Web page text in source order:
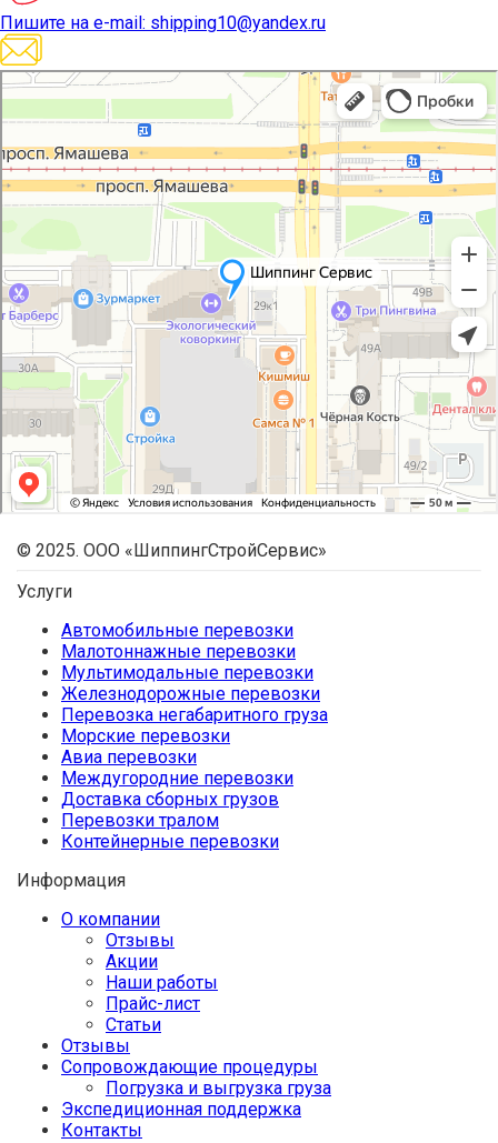
Пишите на e-mail: shipping10@yandex.ru
© 2025. ООО «ШиппингСтройСервис»
Услуги
Автомобильные перевозки
Малотоннажные перевозки
Мультимодальные перевозки
Железнодорожные перевозки
Перевозка негабаритного груза
Морские перевозки
Авиа перевозки
Междугородние перевозки
Доставка сборных грузов
Перевозки тралом
Контейнерные перевозки
Информация
О компании
Отзывы
Акции
Наши работы
Прайс-лист
Статьи
Отзывы
Сопровождающие процедуры
Погрузка и выгрузка груза
Экспедиционная поддержка
Контакты